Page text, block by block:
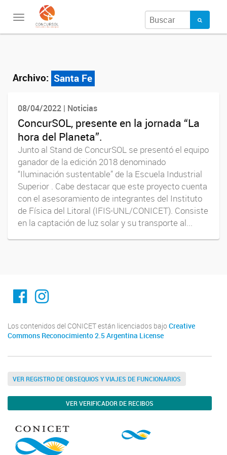
Toggle
navigation
Archivo: Santa Fe
08/04/2022 | Noticias
ConcurSOL, presente en la jornada “La
hora del Planeta”.
Junto al Stand de ConcurSOL se presentó el equipo
ganador de la edición 2018 denominado
“Iluminación sustentable” de la Escuela Industrial
Superior . Cabe destacar que este proyecto cuenta
con el asesoramiento de integrantes del Instituto
de Física del Litoral (IFIS-UNL/CONICET). Consiste
en la captación de luz solar y su transporte al...
Facebook
Instagram
Los contenidos del CONICET están licenciados bajo Creative
Commons Reconocimiento 2.5 Argentina License
VER REGISTRO DE OBSEQUIOS Y VIAJES DE FUNCIONARIOS
VER VERIFICADOR DE RECIBOS